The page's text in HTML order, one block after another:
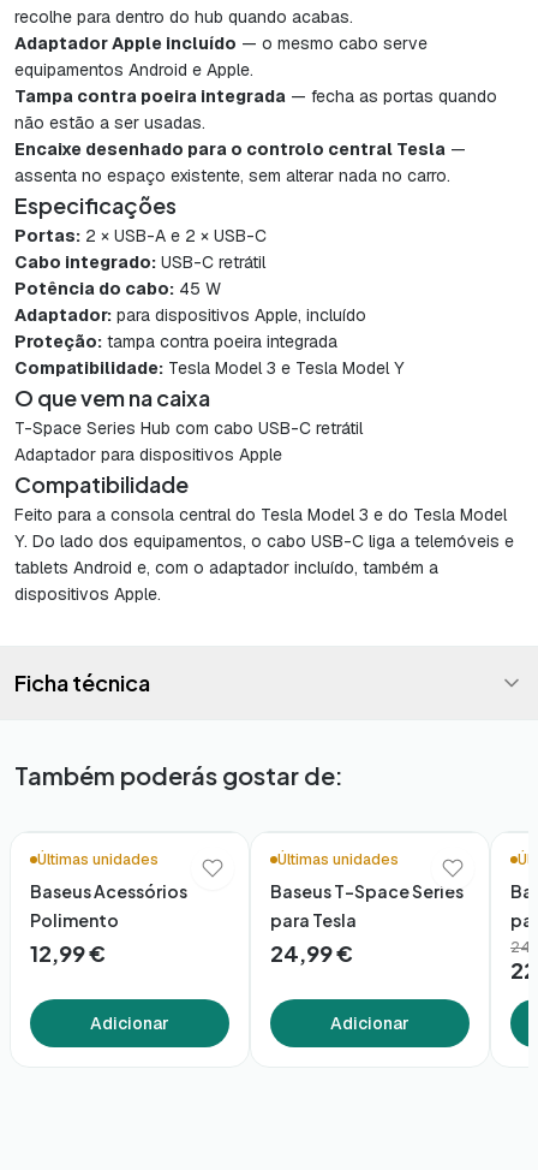
recolhe para dentro do hub quando acabas.
Adaptador Apple incluído — o mesmo cabo serve
equipamentos Android e Apple.
Tampa contra poeira integrada — fecha as portas quando
não estão a ser usadas.
Encaixe desenhado para o controlo central Tesla —
assenta no espaço existente, sem alterar nada no carro.
Especificações
Portas: 2 × USB-A e 2 × USB-C
Cabo integrado: USB-C retrátil
Potência do cabo: 45 W
Adaptador: para dispositivos Apple, incluído
Proteção: tampa contra poeira integrada
Compatibilidade: Tesla Model 3 e Tesla Model Y
O que vem na caixa
T-Space Series Hub com cabo USB-C retrátil
Adaptador para dispositivos Apple
Compatibilidade
Feito para a consola central do Tesla Model 3 e do Tesla Model
Y. Do lado dos equipamentos, o cabo USB-C liga a telemóveis e
tablets Android e, com o adaptador incluído, também a
dispositivos Apple.
Ficha técnica
Também poderás gostar de:
Últimas unidades
Baseus Acessórios
Polimento
12,99 €
Adicionar
Últimas unidades
Baseus T-Space Series
para Tesla
24,99 €
Adicionar